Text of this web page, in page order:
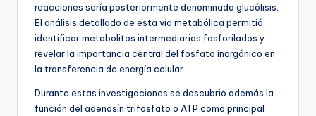
reacciones sería posteriormente denominado glucólisis.
El análisis detallado de esta vía metabólica permitió
identificar metabolitos intermediarios fosforilados y
revelar la importancia central del fosfato inorgánico en
la transferencia de energía celular.
Durante estas investigaciones se descubrió además la
función del adenosín trifosfato o ATP como principal